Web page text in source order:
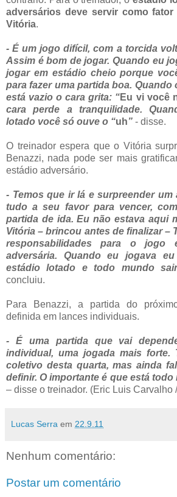
adversários deve servir como
Vitória.
- É um jogo difícil, com a torcida
Assim é bom de jogar. Quando eu
jogar em estádio cheio porque
para fazer uma partida boa. Quando
está vazio o cara grita: “Eu vi você
cara perde a tranquilidade.
lotado você só ouve o “uh” - disse.
O treinador espera que o Vitória
Benazzi, nada pode ser mais
estádio adversário.
- Temos que ir lá e surpreender um
tudo a seu favor para vencer,
partida de ida. Eu não estava aqui
Vitória – brincou antes de finalizar –
responsabilidades para o jogo
adversária. Quando eu jogava
estádio lotado e todo mundo
concluiu.
Para Benazzi, a partida do
definida em lances individuais.
- É uma partida que vai
individual, uma jogada mais forte.
coletivo desta quarta, mas ainda
definir. O importante é que está
– disse o treinador. (Eric Luis Carvalho
Lucas Serra em 22.9.11
Nenhum comentário:
Postar um comentário